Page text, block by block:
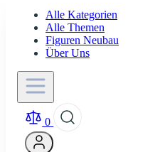
Alle Kategorien
Alle Themen
Figuren Neubau
Über Uns
0